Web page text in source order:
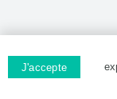
J'accepte